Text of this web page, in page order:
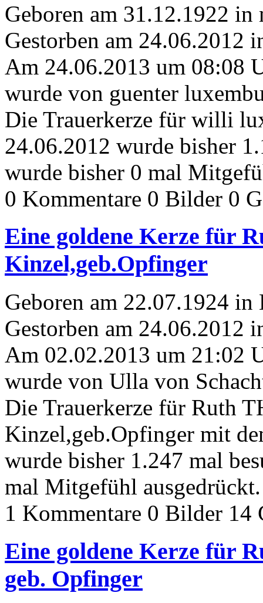
Geboren am 31.12.1922 in
Gestorben am 24.06.2012
Am 24.06.2013 um 08:08
wurde von guenter
Die Trauerkerze für willi
24.06.2012 wurde bisher
wurde bisher 0 mal
0 Kommentare 0 Bilder 0
Eine goldene Kerze für
Kinzel,geb.Opfinger
Geboren am 22.07.1924
Gestorben am 24.06.2012
Am 02.02.2013 um 21:02
wurde von Ulla von
Die Trauerkerze für Ruth
Kinzel,geb.Opfinger mit
wurde bisher 1.247 mal
mal Mitgefühl ausgedrückt.
1 Kommentare 0 Bilder 14
Eine goldene Kerze für
geb. Opfinger